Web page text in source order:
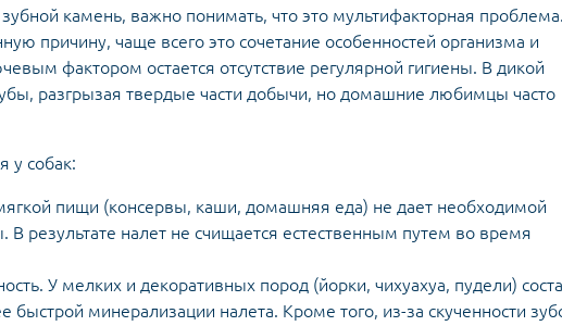
зубной камень, важно понимать, что это мультифакторная проблема.
причину, чаще всего это сочетание особенностей организма и
фактором остается отсутствие регулярной гигиены. В дикой
разгрызая твердые части добычи, но домашние любимцы часто
у собак:
пищи (консервы, каши, домашняя еда) не дает необходимой
В результате налет не счищается естественным путем во время
У мелких и декоративных пород (йорки, чихуахуа, пудели)
быстрой минерализации налета. Кроме того, из-за скученности